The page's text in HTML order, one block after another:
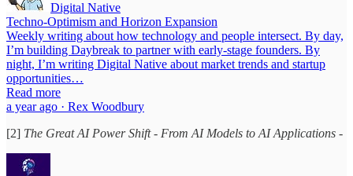
Digital Native
Techno-Optimism and Horizon Expansion
Weekly writing about how technology and people intersect. By day,
I’m building Daybreak to partner with early-stage founders. By
night, I’m writing Digital Native about market trends and startup
opportunities…
Read more
a year ago · Rex Woodbury
[2] The Great AI Power Shift - From AI Models to AI Applications -